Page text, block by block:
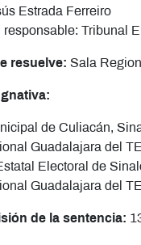
Estrada Ferreiro
responsable: Tribunal
resuelve: Sala
de Culiacán,
Guadalajara del
Electoral de
Guadalajara del
de la sentencia: